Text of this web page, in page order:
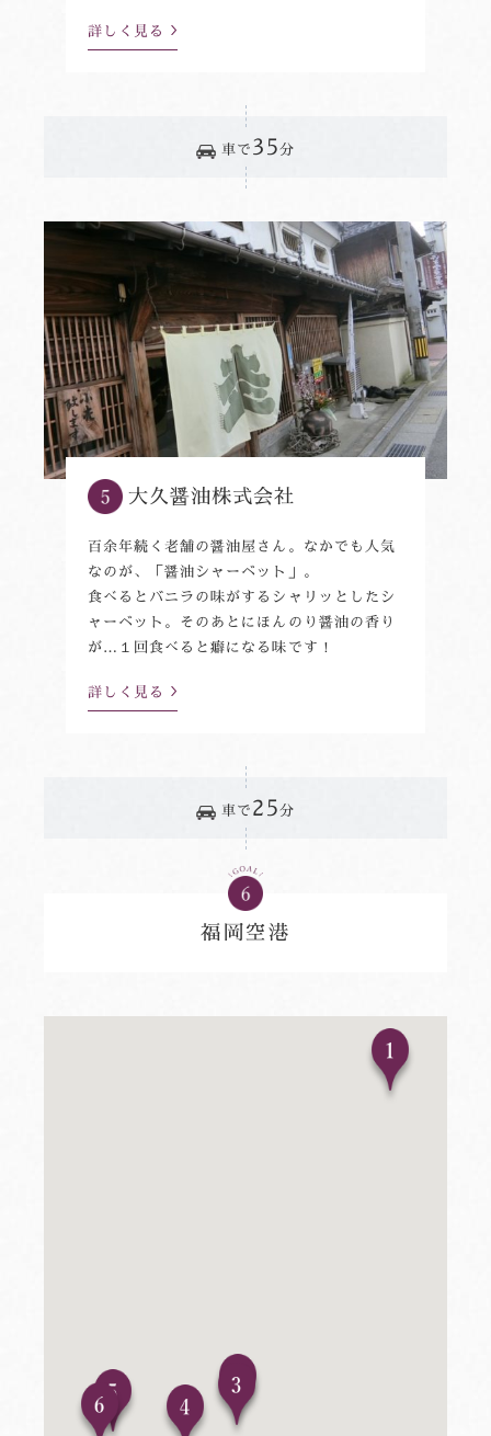
詳しく見る
車で35分
大久醤油株式会社
百余年続く老舗の醤油屋さん。なかでも人気
なのが、「醤油シャーベット」。
食べるとバニラの味がするシャリッとしたシ
ャーベット。そのあとにほんのり醤油の香り
が…１回食べると癖になる味です！
詳しく見る
車で25分
福岡空港